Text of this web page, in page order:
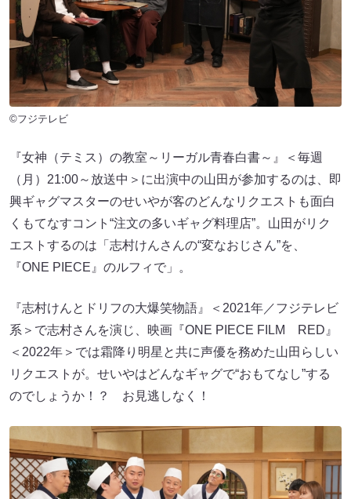
©フジテレビ
『女神（テミス）の教室～リーガル青春白書～』＜毎週
（月）21:00～放送中＞に出演中の山田が参加するのは、即
興ギャグマスターのせいやが客のどんなリクエストも面白
くもてなすコント“注文の多いギャグ料理店”。山田がリク
エストするのは「志村けんさんの“変なおじさん”を、
『ONE PIECE』のルフィで」。
『志村けんとドリフの大爆笑物語』＜2021年／フジテレビ
系＞で志村さんを演じ、映画『ONE PIECE FILM RED』
＜2022年＞では霜降り明星と共に声優を務めた山田らしい
リクエストが。せいやはどんなギャグで“おもてなし”する
のでしょうか！？ お見逃しなく！